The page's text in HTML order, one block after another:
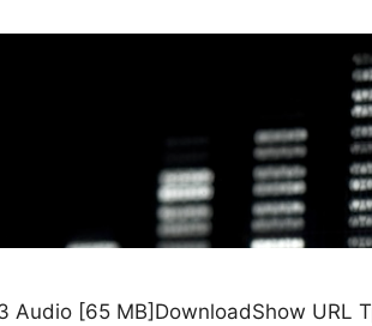
Audio [65 MB]DownloadShow URL